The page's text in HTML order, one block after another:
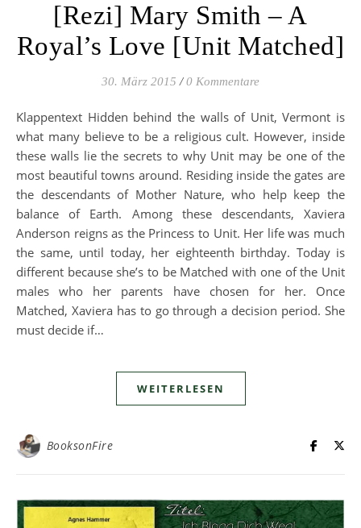
[Rezi] Mary Smith – A
Royal’s Love [Unit Matched]
30. März 2015 / 0 Kommentare
Klappentext Hidden behind the walls of Unit, Vermont is
what many believe to be a religious cult. However, inside
these walls lie the secrets to why Unit may be one of the
most beautiful towns around. Residing inside the gates are
the descendants of Mother Nature, who help keep the
balance of Earth. Among these descendants, Xaviera
Anderson reigns as the Princess to Unit. Her life was much
the same, until today, her eighteenth birthday. Today is
different because she’s to be Matched with one of the Unit
males who her parents have chosen for her. Once
Matched, Xaviera has to go through a decision period. She
must decide if…
WEITERLESEN
BooksonFire